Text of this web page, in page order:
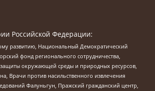
Российской Федерации:
развитию, Национальный Демократический
фонд регионального сотрудничества,
окружающей среды и природных ресурсов,
Врачи против насильственного извлечения
Фалуньгун, Пражский гражданский центр,